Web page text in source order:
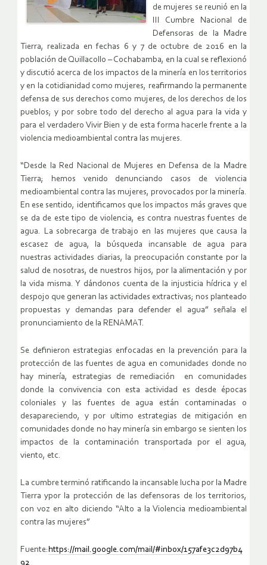
de mujeres se reunió en la
III Cumbre Nacional de
Defensoras de la Madre
Tierra, realizada en fechas 6 y 7 de octubre de 2016 en la
población de Quillacollo – Cochabamba, en la cual se reflexionó
y discutió acerca de los impactos de la minería en los territorios
y en la cotidianidad como mujeres, reafirmando la permanente
defensa de sus derechos como mujeres, de los derechos de los
pueblos; y por sobre todo del derecho al agua para la vida y
para el verdadero Vivir Bien y de esta forma hacerle frente a la
violencia medioambiental contra las mujeres.
“Desde la Red Nacional de Mujeres en Defensa de la Madre
Tierra; hemos venido denunciando casos de violencia
medioambiental contra las mujeres, provocados por la minería.
En ese sentido, identificamos que los impactos más graves que
se da de este tipo de violencia, es contra nuestras fuentes de
agua. La sobrecarga de trabajo en las mujeres que causa la
escasez de agua, la búsqueda incansable de agua para
nuestras actividades diarias, la preocupación constante por la
salud de nosotras, de nuestros hijos, por la alimentación y por
la vida misma. Y dándonos cuenta de la injusticia hídrica y el
despojo que generan las actividades extractivas; nos planteado
propuestas y demandas para defender el agua” señala el
pronunciamiento de la RENAMAT.
Se definieron estrategias enfocadas en la prevención para la
protección de las fuentes de agua en comunidades donde no
hay minería, estrategias de remediación en comunidades
donde la convivencia con esta actividad es desde épocas
coloniales y las fuentes de agua están contaminadas o
desapareciendo, y por ultimo estrategias de mitigación en
comunidades donde no hay minería sin embargo se sienten los
impactos de la contaminación transportada por el agua,
viento, etc.
La cumbre terminó ratificando la incansable lucha por la Madre
Tierra ypor la protección de las defensoras de los territorios,
con voz en alto diciendo “Alto a la Violencia medioambiental
contra las mujeres”
Fuente: https://mail.google.com/mail/#inbox/157afe3c2d97b4
92